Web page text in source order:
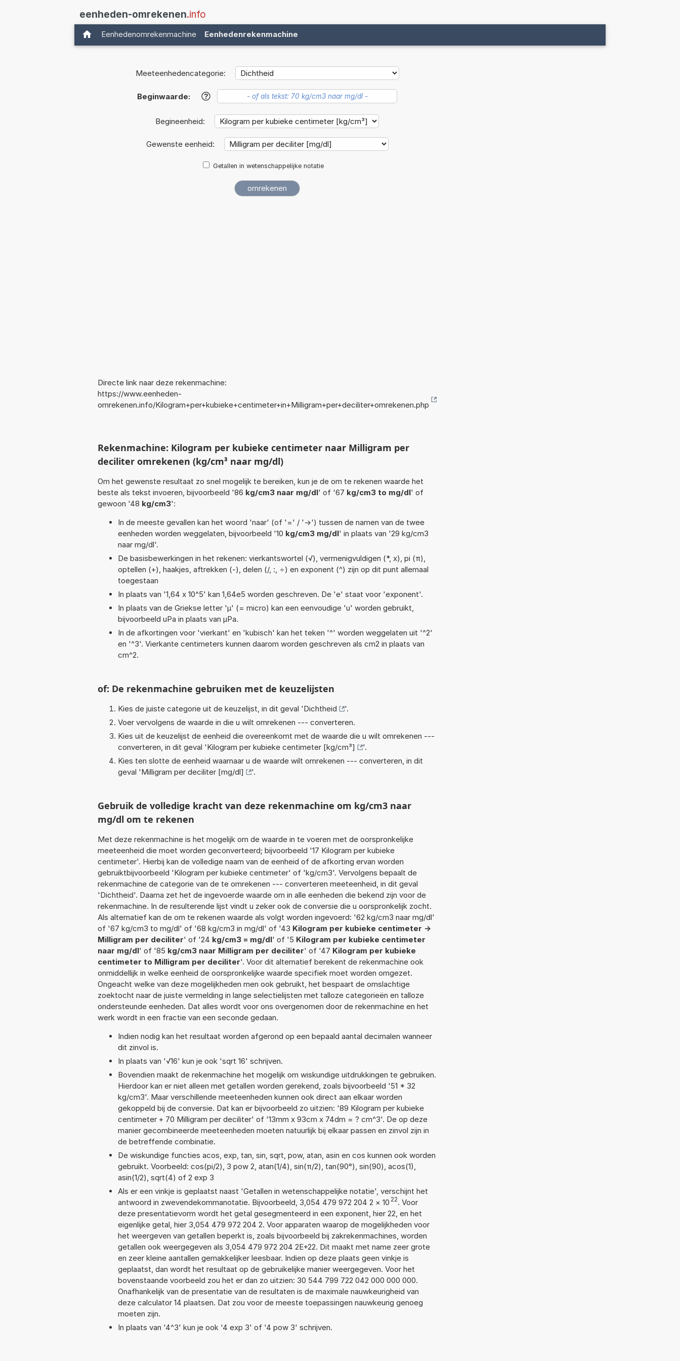
eenheden-omrekenen.info
Eenhedenomrekenmachine Eenhedenrekenmachine
Meeteenhedencategorie:
Beginwaarde: ?
Begineenheid:
Gewenste eenheid:
Getallen in wetenschappelijke notatie
Directe link naar deze rekenmachine:
https://www.eenheden-
omrekenen.info/Kilogram+per+kubieke+centimeter+in+Milligram+per+deciliter+omrekenen.php
Rekenmachine: Kilogram per kubieke centimeter naar Milligram per
deciliter omrekenen (kg/cm³ naar mg/dl)
Om het gewenste resultaat zo snel mogelijk te bereiken, kun je de om te rekenen waarde het
beste als tekst invoeren, bijvoorbeeld '86 kg/cm3 naar mg/dl' of '67 kg/cm3 to mg/dl' of
gewoon '48 kg/cm3':
In de meeste gevallen kan het woord 'naar' (of '=' / '->') tussen de namen van de twee
eenheden worden weggelaten, bijvoorbeeld '10 kg/cm3 mg/dl' in plaats van '29 kg/cm3
naar mg/dl'.
De basisbewerkingen in het rekenen: vierkantswortel (√), vermenigvuldigen (*, x), pi (π),
optellen (+), haakjes, aftrekken (-), delen (/, :, ÷) en exponent (^) zijn op dit punt allemaal
toegestaan
In plaats van '1,64 x 10^5' kan 1,64e5 worden geschreven. De 'e' staat voor 'exponent'.
In plaats van de Griekse letter 'µ' (= micro) kan een eenvoudige 'u' worden gebruikt,
bijvoorbeeld uPa in plaats van µPa.
In de afkortingen voor 'vierkant' en 'kubisch' kan het teken '^' worden weggelaten uit '^2'
en '^3'. Vierkante centimeters kunnen daarom worden geschreven als cm2 in plaats van
cm^2.
of: De rekenmachine gebruiken met de keuzelijsten
Kies de juiste categorie uit de keuzelijst, in dit geval 'Dichtheid
'.
Voer vervolgens de waarde in die u wilt omrekenen --- converteren.
Kies uit de keuzelijst de eenheid die overeenkomt met de waarde die u wilt omrekenen ---
converteren, in dit geval 'Kilogram per kubieke centimeter [kg/cm³]
'.
Kies ten slotte de eenheid waarnaar u de waarde wilt omrekenen --- converteren, in dit
geval 'Milligram per deciliter [mg/dl] '.
Gebruik de volledige kracht van deze rekenmachine om kg/cm3 naar
mg/dl om te rekenen
Met deze rekenmachine is het mogelijk om de waarde in te voeren met de oorspronkelijke
meeteenheid die moet worden geconverteerd; bijvoorbeeld '17 Kilogram per kubieke
centimeter'. Hierbij kan de volledige naam van de eenheid of de afkorting ervan worden
gebruiktbijvoorbeeld 'Kilogram per kubieke centimeter' of 'kg/cm3'. Vervolgens bepaalt de
rekenmachine de categorie van de te omrekenen --- converteren meeteenheid, in dit geval
'Dichtheid'. Daarna zet het de ingevoerde waarde om in alle eenheden die bekend zijn voor de
rekenmachine. In de resulterende lijst vindt u zeker ook de conversie die u oorspronkelijk zocht.
Als alternatief kan de om te rekenen waarde als volgt worden ingevoerd: '62 kg/cm3 naar mg/dl'
of '67 kg/cm3 to mg/dl' of '68 kg/cm3 in mg/dl' of '43 Kilogram per kubieke centimeter ->
Milligram per deciliter' of '24 kg/cm3 = mg/dl' of '5 Kilogram per kubieke centimeter
naar mg/dl' of '85 kg/cm3 naar Milligram per deciliter' of '47 Kilogram per kubieke
centimeter to Milligram per deciliter'. Voor dit alternatief berekent de rekenmachine ook
onmiddellijk in welke eenheid de oorspronkelijke waarde specifiek moet worden omgezet.
Ongeacht welke van deze mogelijkheden men ook gebruikt, het bespaart de omslachtige
zoektocht naar de juiste vermelding in lange selectielijsten met talloze categorieën en talloze
ondersteunde eenheden. Dat alles wordt voor ons overgenomen door de rekenmachine en het
werk wordt in een fractie van een seconde gedaan.
Indien nodig kan het resultaat worden afgerond op een bepaald aantal decimalen wanneer
dit zinvol is.
In plaats van '√16' kun je ook 'sqrt 16' schrijven.
Bovendien maakt de rekenmachine het mogelijk om wiskundige uitdrukkingen te gebruiken.
Hierdoor kan er niet alleen met getallen worden gerekend, zoals bijvoorbeeld '51 * 32
kg/cm3'. Maar verschillende meeteenheden kunnen ook direct aan elkaar worden
gekoppeld bij de conversie. Dat kan er bijvoorbeeld zo uitzien: '89 Kilogram per kubieke
centimeter + 70 Milligram per deciliter' of '13mm x 93cm x 74dm = ? cm^3'. De op deze
manier gecombineerde meeteenheden moeten natuurlijk bij elkaar passen en zinvol zijn in
de betreffende combinatie.
De wiskundige functies acos, exp, tan, sin, sqrt, pow, atan, asin en cos kunnen ook worden
gebruikt. Voorbeeld: cos(pi/2), 3 pow 2, atan(1/4), sin(π/2), tan(90°), sin(90), acos(1),
asin(1/2), sqrt(4) of 2 exp 3
Als er een vinkje is geplaatst naast 'Getallen in wetenschappelijke notatie', verschijnt het
antwoord in zwevendekommanotatie. Bijvoorbeeld, 3,054 479 972 204 2 × 10 22. Voor
deze presentatievorm wordt het getal gesegmenteerd in een exponent, hier 22, en het
eigenlijke getal, hier 3,054 479 972 204 2. Voor apparaten waarop de mogelijkheden voor
het weergeven van getallen beperkt is, zoals bijvoorbeeld bij zakrekenmachines, worden
getallen ook weergegeven als 3,054 479 972 204 2E+22. Dit maakt met name zeer grote
en zeer kleine aantallen gemakkelijker leesbaar. Indien op deze plaats geen vinkje is
geplaatst, dan wordt het resultaat op de gebruikelijke manier weergegeven. Voor het
bovenstaande voorbeeld zou het er dan zo uitzien: 30 544 799 722 042 000 000 000.
Onafhankelijk van de presentatie van de resultaten is de maximale nauwkeurigheid van
deze calculator 14 plaatsen. Dat zou voor de meeste toepassingen nauwkeurig genoeg
moeten zijn.
In plaats van '4^3' kun je ook '4 exp 3' of '4 pow 3' schrijven.